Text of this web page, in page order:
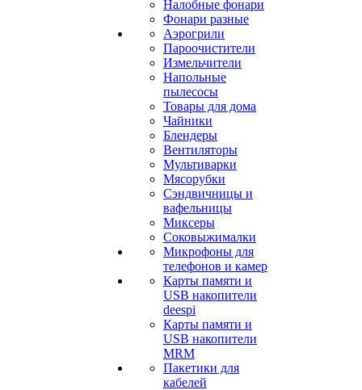
Налобные фонари
Фонари разные
Аэрогрили
Пароочистители
Измельчители
Напольные
пылесосы
Товары для дома
Чайники
Блендеры
Вентиляторы
Мультиварки
Мясорубки
Сэндвичницы и
вафельницы
Миксеры
Соковыжималки
Микрофоны для
телефонов и камер
Карты памяти и
USB накопители
deespi
Карты памяти и
USB накопители
MRM
Пакетики для
кабелей